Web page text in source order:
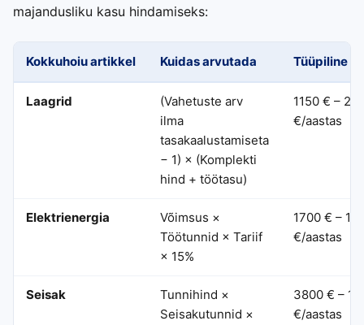
majandusliku kasu hindamiseks:
Kokkuhoiu artikkel Kuidas arvutada Tüüpiline
Laagrid
(Vahetuste arv
ilma
tasakaalustamiseta
− 1) × (Komplekti
hind + töötasu)
1150 € –
€/aastas
Elektrienergia
Võimsus ×
Töötunnid × Tariif
× 15%
1700 € – 18
€/aastas
Seisak
Tunnihind ×
Seisakutunnid ×
3800 € –
€/aastas